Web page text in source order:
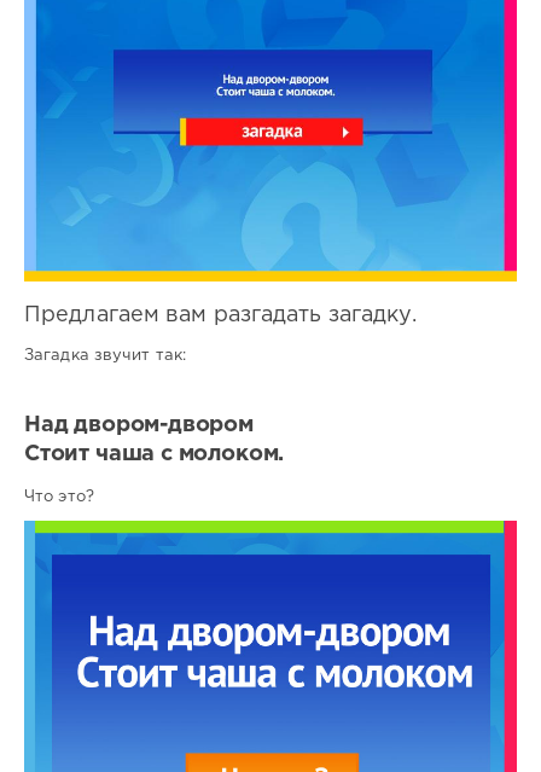
Предлагаем вам разгадать загадку.
Загадка звучит так:
Над двором-двором
Стоит чаша с молоком.
Что это?